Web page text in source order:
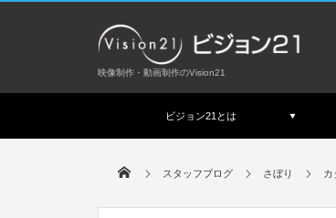
映像制作・動画制作のVision21
ビジョン21とは
スタッフブログ さぼり カ